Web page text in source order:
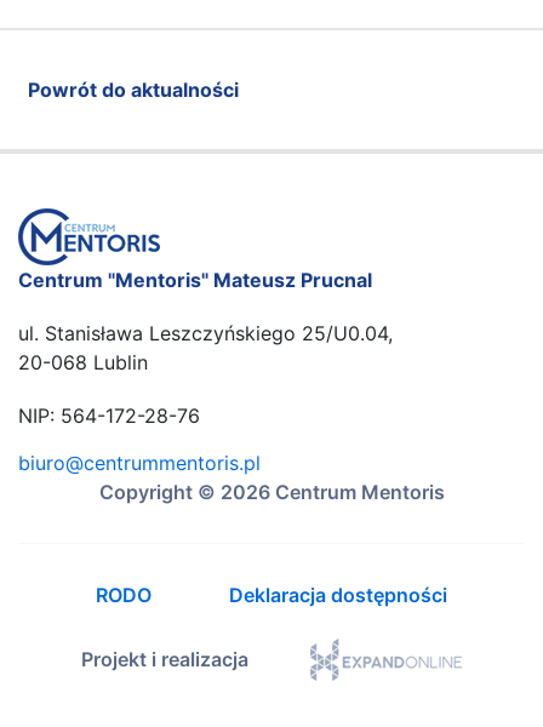
Powrót do aktualności
Centrum "Mentoris" Mateusz Prucnal
ul. Stanisława Leszczyńskiego 25/U0.04,
20-068 Lublin
NIP: 564-172-28-76
biuro@centrummentoris.pl
Copyright © 2026 Centrum Mentoris
RODO Deklaracja dostępności
Projekt i realizacja